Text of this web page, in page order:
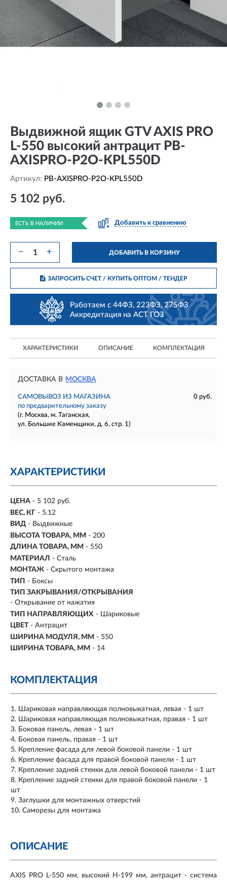
Выдвижной ящик GTV AXIS PRO
L-550 высокий антрацит PB-
AXISPRO-P2O-KPL550D
Артикул: PB-AXISPRO-P2O-KPL550D
5 102 руб.
ЕСТЬ В НАЛИЧИИ Добавить к сравнению
− + ДОБАВИТЬ В КОРЗИНУ
ЗАПРОСИТЬ СЧЕТ / КУПИТЬ ОПТОМ/ ТЕНДЕР
Работаем с 44ФЗ, 223ФЗ, 275ФЗ
Аккредитация на АСТ ГОЗ
ХАРАКТЕРИСТИКИ ОПИСАНИЕ КОМПЛЕКТАЦИЯ
ДОСТАВКА В МОСКВА
САМОВЫВОЗ ИЗ МАГАЗИНА
0 руб.
по предварительному заказу
(г. Москва, м. Таганская,
ул. Большие Каменщики, д. 6, стр. 1)
ХАРАКТЕРИСТИКИ
ЦЕНА - 5 102 руб.
ВЕС, КГ - 5.12
ВИД - Выдвижные
ВЫСОТА ТОВАРА, ММ - 200
ДЛИНА ТОВАРА, ММ - 550
МАТЕРИАЛ - Сталь
МОНТАЖ - Скрытого монтажа
ТИП - Боксы
ТИП ЗАКРЫВАНИЯ/ОТКРЫВАНИЯ
- Открывание от нажатия
ТИП НАПРАВЛЯЮЩИХ - Шариковые
ЦВЕТ - Антрацит
ШИРИНА МОДУЛЯ, ММ - 550
ШИРИНА ТОВАРА, ММ - 14
КОМПЛЕКТАЦИЯ
Шариковая направляющая полновыкатная, левая - 1 шт
Шариковая направляющая полновыкатная, правая - 1 шт
Боковая панель, левая - 1 шт
Боковая панель, правая - 1 шт
Крепление фасада для левой боковой панели - 1 шт
Крепление фасада для правой боковой панели - 1 шт
Крепление задней стенки для левой боковой панели - 1 шт
Крепление задней стенки для правой боковой панели - 1
шт
Заглушки для монтажных отверстий
Саморезы для монтажа
ОПИСАНИЕ
AXIS PRO L-550 мм, высокий H-199 мм, антрацит - система